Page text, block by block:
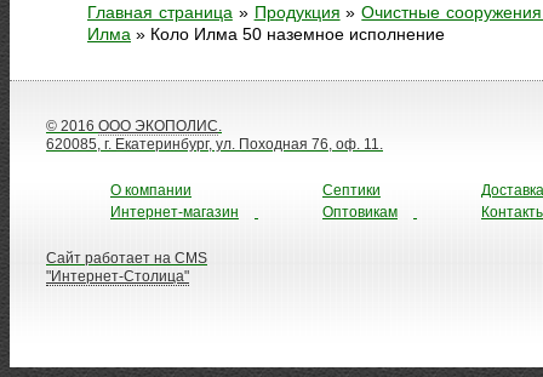
Главная страница » Продукция » Очистные
Илма » Коло Илма 50 наземное исполнение
© 2016 ООО ЭКОПОЛИС
620085, г. Екатеринбург, ул. Походная 76, оф. 11.
О компании
Интернет-магазин
Септики
Оптовикам
Доставка
Сайт работает на CMS
"Интернет-Столица"